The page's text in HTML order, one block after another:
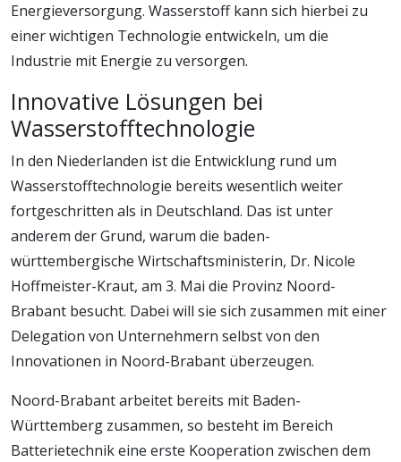
Energieversorgung. Wasserstoff kann sich hierbei zu
einer wichtigen Technologie entwickeln, um die
Industrie mit Energie zu versorgen.
Innovative Lösungen bei
Wasserstofftechnologie
In den Niederlanden ist die Entwicklung rund um
Wasserstofftechnologie bereits wesentlich weiter
fortgeschritten als in Deutschland. Das ist unter
anderem der Grund, warum die baden-
württembergische Wirtschaftsministerin, Dr. Nicole
Hoffmeister-Kraut, am 3. Mai die Provinz Noord-
Brabant besucht. Dabei will sie sich zusammen mit einer
Delegation von Unternehmern selbst von den
Innovationen in Noord-Brabant überzeugen.
Noord-Brabant arbeitet bereits mit Baden-
Württemberg zusammen, so besteht im Bereich
Batterietechnik eine erste Kooperation zwischen dem